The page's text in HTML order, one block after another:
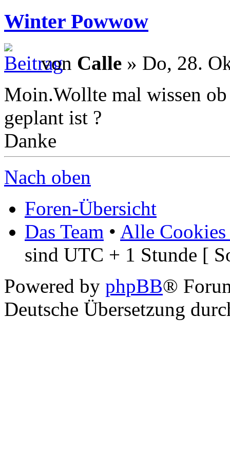
Winter Powwow
von Calle » Do, 28.
Moin.Wollte mal wissen
geplant ist ?
Danke
Nach oben
Foren-Übersicht
Das Team • Alle Cookies
sind UTC + 1 Stunde [
Powered by phpBB®
Deutsche Übersetzung